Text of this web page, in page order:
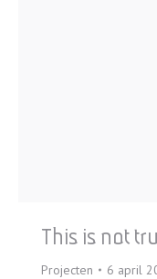
This is not
Projecten 6 april